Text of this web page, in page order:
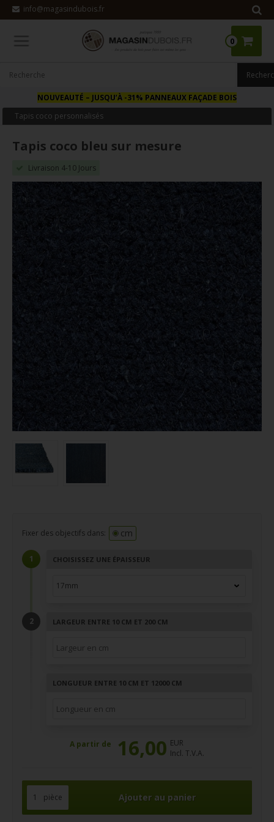
info@magasindubois.fr
0
NOUVEAUTÉ – JUSQU’À -31% PANNEAUX FAÇADE BOIS
Tapis coco personnalisés
Tapis coco bleu sur mesure
Livraison 4-10 Jours
Fixer des objectifs dans: cm
CHOISISSEZ UNE ÉPAISSEUR
LARGEUR ENTRE 10 CM ET 200 CM
LONGUEUR ENTRE 10 CM ET 12000 CM
A partir de 16,00 EUR
Incl. T.V.A.
pièce